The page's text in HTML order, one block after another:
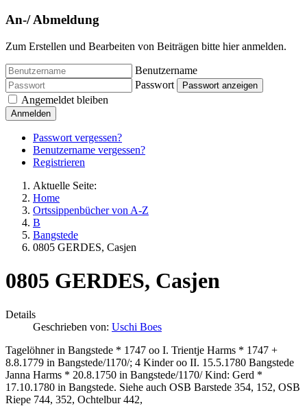
An-/ Abmeldung
Zum Erstellen und Bearbeiten von Beiträgen bitte hier anmelden.
Benutzername
Passwort
Passwort anzeigen
Angemeldet bleiben
Anmelden
Passwort vergessen?
Benutzername vergessen?
Registrieren
Aktuelle Seite:
Home
Ortssippenbücher von A-Z
B
Bangstede
0805 GERDES, Casjen
0805 GERDES, Casjen
Details
Geschrieben von: Uschi Boes
Tagelöhner in Bangstede * 1747 oo I. Trientje Harms * 1747 +
8.8.1779 in Bangstede/1170/; 4 Kinder oo II. 15.5.1780 Bangstede
Janna Harms * 20.8.1750 in Bangstede/1170/ Kind: Gerd *
17.10.1780 in Bangstede. Siehe auch OSB Barstede 354, 152, OSB
Riepe 744, 352, Ochtelbur 442,